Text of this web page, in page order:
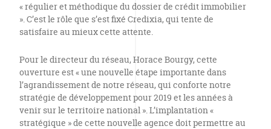
« régulier et méthodique du dossier de crédit immobilier
». C’est le rôle que s’est fixé Credixia, qui tente de
satisfaire au mieux cette attente.
Pour le directeur du réseau, Horace Bourgy, cette
ouverture est « une nouvelle étape importante dans
l’agrandissement de notre réseau, qui conforte notre
stratégie de développement pour 2019 et les années à
venir sur le territoire national ». L’implantation «
stratégique » de cette nouvelle agence doit permettre au